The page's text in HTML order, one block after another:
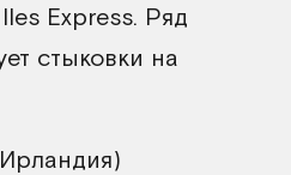
Express. Ряд
стыковки на